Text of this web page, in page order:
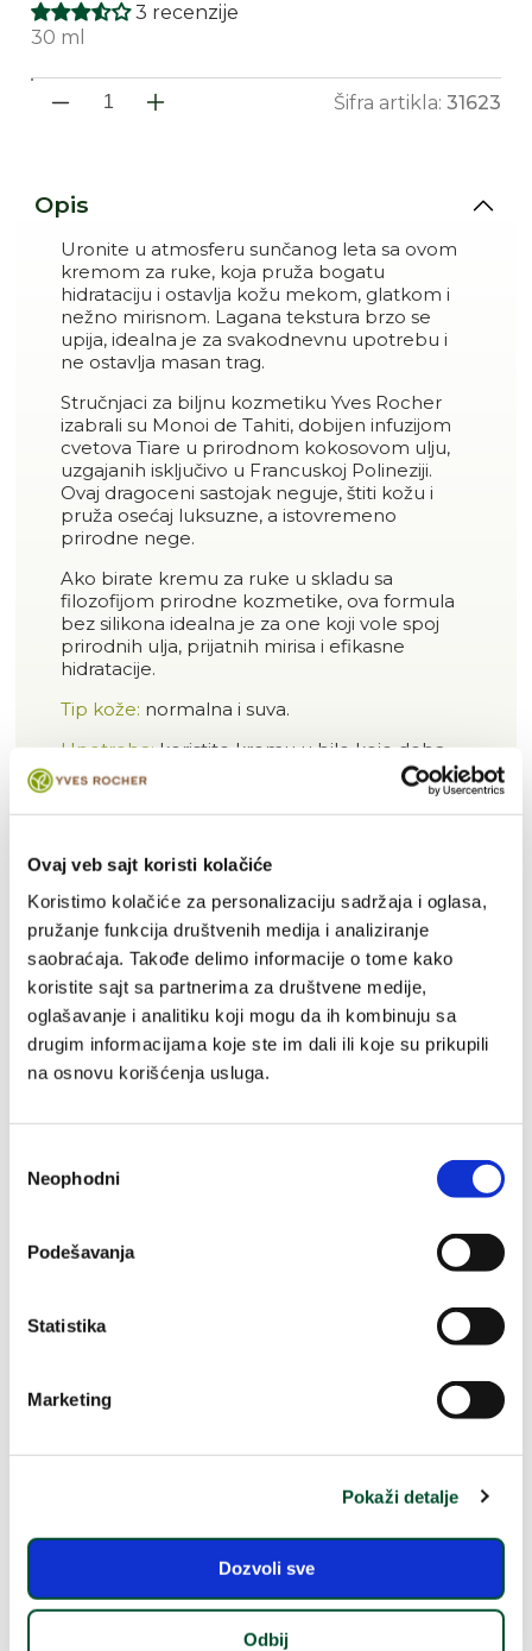
Ovaj veb sajt koristi kolačiće
Koristimo kolačiće za personalizaciju sadržaja i oglasa,
pružanje funkcija društvenih medija i analiziranje
saobraćaja. Takođe delimo informacije o tome kako
koristite sajt sa partnerima za društvene medije,
oglašavanje i analitiku koji mogu da ih kombinuju sa
drugim informacijama koje ste im dali ili koje su prikupili
na osnovu korišćenja usluga.
сагласности
Neophodni
Podešavanja
Statistika
Marketing
Pokaži detalje
Dozvoli sve
Odbij
3 recenzije
30 ml
Smanji količinu proizvoda
Povećaj količinu
Šifra artikla: 31623
Opis
Uronite u atmosferu sunčanog leta sa ovom
kremom za ruke, koja pruža bogatu
hidrataciju i ostavlja kožu mekom, glatkom i
nežno mirisnom. Lagana tekstura brzo se
upija, idealna je za svakodnevnu upotrebu i
ne ostavlja masan trag.
Stručnjaci za biljnu kozmetiku Yves Rocher
izabrali su Monoi de Tahiti, dobijen infuzijom
cvetova Tiare u prirodnom kokosovom ulju,
uzgajanih isključivo u Francuskoj Polineziji.
Ovaj dragoceni sastojak neguje, štiti kožu i
pruža osećaj luksuzne, a istovremeno
prirodne nege.
Ako birate kremu za ruke u skladu sa
filozofijom prirodne kozmetike, ova formula
bez silikona idealna je za one koji vole spoj
prirodnih ulja, prijatnih mirisa i efikasne
hidratacije.
Tip kože: normalna i suva.
Upotreba:koristite kremu u bilo koje doba
dana po potrebi. Ostavlja delikatan miris na
Naša posvećenost:
Bez silikona.
Veganska formula.
99% sastojaka prirodnog porekla.
Sastojci
100%
organskim
Pogledajjoš kategorija